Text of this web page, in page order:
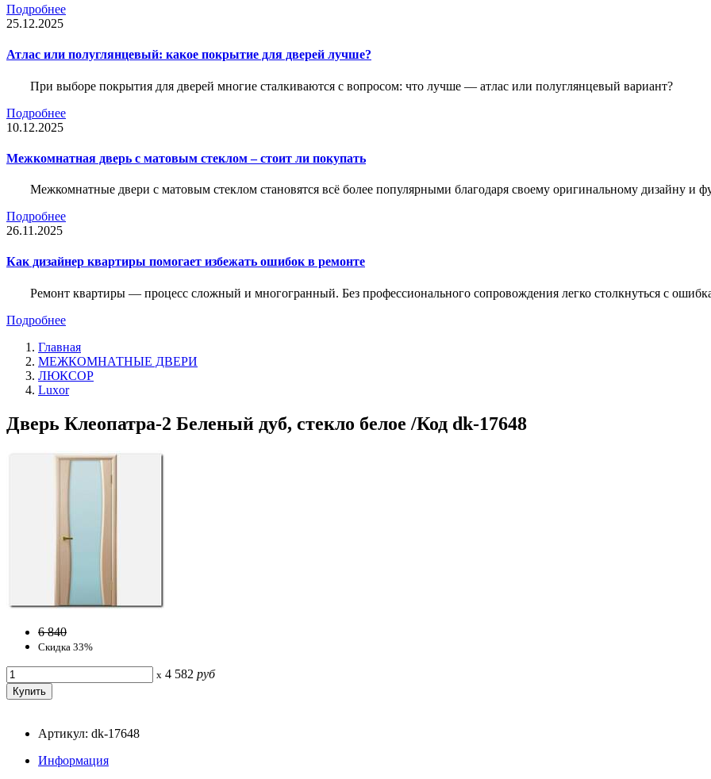
Подробнее
25.12.2025
Атлас или полуглянцевый: какое покрытие для дверей лучше?
При выборе покрытия для дверей многие сталкиваются с вопросом: что лучше — атлас или полуглянцевый вариант?
Подробнее
10.12.2025
Межкомнатная дверь с матовым стеклом – стоит ли покупать
Межкомнатные двери с матовым стеклом становятся всё более популярными благодаря своему оригинальному дизайну и
Подробнее
26.11.2025
Как дизайнер квартиры помогает избежать ошибок в ремонте
Ремонт квартиры — процесс сложный и многогранный. Без профессионального сопровождения легко столкнуться с
Подробнее
Главная
МЕЖКОМНАТНЫЕ ДВЕРИ
ЛЮКСОР
Luxor
Дверь Клеопатра-2 Беленый дуб, стекло белое /Код dk-17648
6 840
Скидка 33%
x 4 582 руб
Артикул: dk-17648
Информация